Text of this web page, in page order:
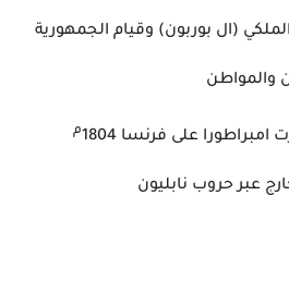
(ال بوربون) وقيام الجمهورية
الانسان والمواطن
على فرنسا 1804 م
عبر حروب نابليون